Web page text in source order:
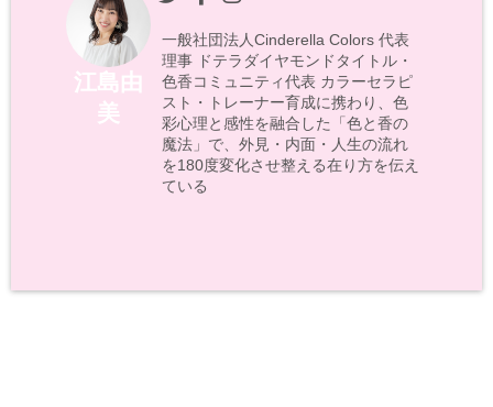
江島由
美
一般社団法人Cinderella Colors 代表
理事 ドテラダイヤモンドタイトル・
色香コミュニティ代表 カラーセラピ
スト・トレーナー育成に携わり、色
彩心理と感性を融合した「色と香の
魔法」で、外見・内面・人生の流れ
を180度変化させ整える在り方を伝え
ている